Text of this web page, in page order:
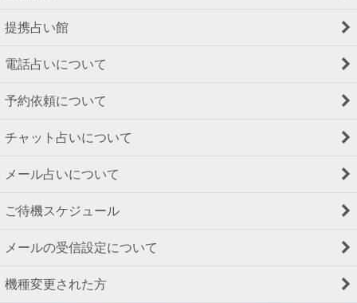
提携占い館
電話占いについて
予約依頼について
チャット占いについて
メール占いについて
ご待機スケジュール
メールの受信設定について
機種変更された方